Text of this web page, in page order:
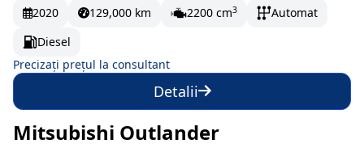
2020 129,000 km 2200 cm3
Automat
Diesel
Precizați prețul la consultant
Detalii
În stoc 365.5 EUR/lună
Mitsubishi Outlander